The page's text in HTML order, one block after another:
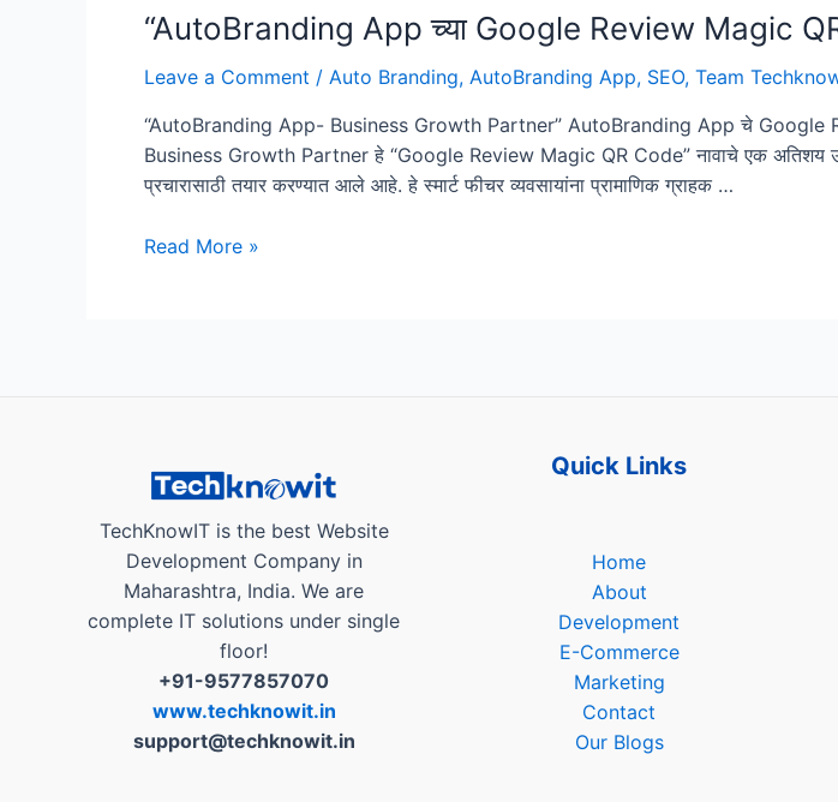
“AutoBranding App च्या Google Review Magic QR
Leave a Comment / Auto Branding, AutoBranding App, SEO, Team
“AutoBranding App- Business Growth Partner” AutoBranding App चे Google
Business Growth Partner हे “Google Review Magic QR Code” नावाचे एक अतिशय
प्रचारासाठी तयार करण्यात आले आहे. हे स्मार्ट फीचर व्यवसायांना प्रामाणिक ग्राहक …
“AutoBranding
चे
!”
Read More »
TechKnowIT is the best Website
Development Company in
Maharashtra, India. We are
complete IT solutions under single
floor!
+91-9577857070
www.techknowit.in
support@techknowit.in
Quick Links
Home
About
Development
E-Commerce
Marketing
Contact
Our Blogs